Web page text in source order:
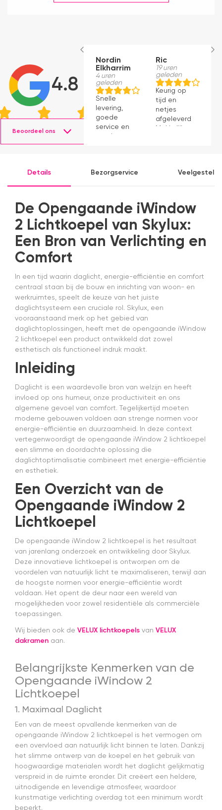
4.8
Beoordeel ons
Nordin
Elkharrim
4 uren
geleden
Snelle
levering,
goede
service en
Ric
19 uren
geleden
Keurig op
tijd en
netjes
afgeleverd.
Details Bezorgservice
De Opengaande iWindow
2 Lichtkoepel van Skylux:
Een Bron van Verlichting en
Comfort
In een tijd waarin daglicht, energie-efficiëntie en comfort
centraal staan bij de bouw en inrichting van woon- en
werkruimtes, speelt de keuze van het juiste
daglichtsysteem een cruciale rol. Skylux, een
vooraanstaand merk op het gebied van
daglichtoplossingen, heeft met de opengaande iWindow
2 lichtkoepel een product ontwikkeld dat zowel
esthetisch als functioneel indruk maakt.
Inleiding
Daglicht is een waardevolle bron van welzijn en heeft
invloed op ons humeur, onze productiviteit en ons
algemene gevoel van comfort. Tegelijkertijd moeten
moderne gebouwen voldoen aan strenge normen voor
energie-efficiëntie en duurzaamheid. In deze context
vertegenwoordigt de opengaande iWindow 2 lichtkoepel
een slimme en doordachte oplossing die
daglichtoptimalisatie combineert met energie-efficiëntie
en esthetiek.
Een Overzicht van de
Opengaande iWindow 2
Lichtkoepel
De opengaande iWindow 2 lichtkoepel is het resultaat
van jarenlang onderzoek en ontwikkeling door Skylux.
Deze innovatieve lichtkoepel is ontworpen om de
voordelen van natuurlijk licht te maximaliseren, terwijl aan
de hoogste normen voor energie-efficiëntie wordt
voldaan. Het opent de deur naar een wereld van
mogelijkheden voor zowel residentiële als commerciële
toepassingen.
Wij bieden ook de VELUX lichtkoepels van VELUX
dakramen aan.
Belangrijkste Kenmerken van de
Opengaande iWindow 2
Lichtkoepel
1. Maximaal Daglicht
Een van de meest opvallende kenmerken van de
opengaande iWindow 2 lichtkoepel is het vermogen om
een overvloed aan natuurlijk licht binnen te laten. Dankzij
het slimme ontwerp van de koepel en het gebruik van
hoogwaardige materialen wordt het daglicht gelijkmatig
verspreid in de ruimte eronder. Dit creëert een heldere,
uitnodigende en levendige atmosfeer, waardoor
kunstmatige verlichting overdag tot een minimum wordt
beperkt.